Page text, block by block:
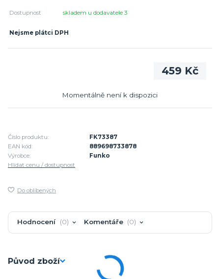
Dostupnost skladem u dodavatele 3
Nejsme plátci DPH
459 Kč
Momentálně není k dispozici
Číslo produktu:
FK73387
EAN kód:
889698733878
Výrobce:
Funko
Hlídat cenu / dostupnost
Do oblíbených
Hodnocení 0 Komentáře 0
Původ zboží